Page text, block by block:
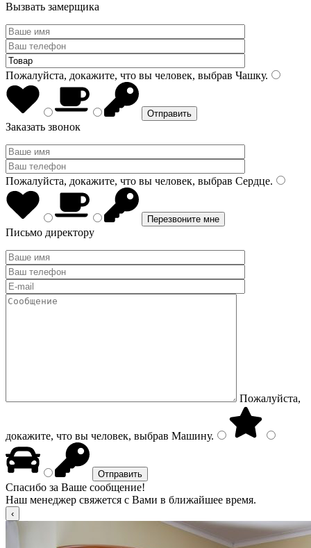
Вызвать замерщика
Пожалуйста, докажите, что вы человек, выбрав Чашку.
Заказать звонок
Пожалуйста, докажите, что вы человек, выбрав Сердце.
Письмо директору
Пожалуйста,
докажите, что вы человек, выбрав Машину.
Спасибо за Ваше сообщение!
Наш менеджер свяжется с Вами в ближайшее время.